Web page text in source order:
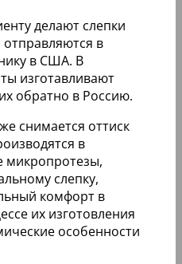
положительные,
эстетический
инвазивность
стоимость этих
может показаться
в достижении
использования
имеющих
оправдывает
вариантах – Cerinate и